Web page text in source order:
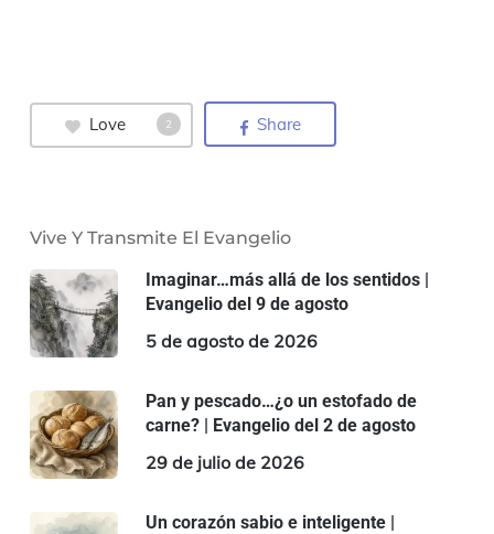
Love 2 Share
Vive Y Transmite El Evangelio
Imaginar…más allá de los sentidos |
Evangelio del 9 de agosto
5 de agosto de 2026
Pan y pescado…¿o un estofado de
carne? | Evangelio del 2 de agosto
29 de julio de 2026
Un corazón sabio e inteligente |